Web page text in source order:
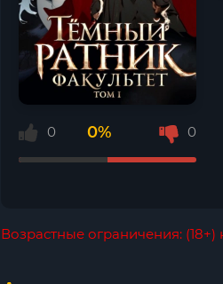
0 0% 0
Возрастные ограничения: